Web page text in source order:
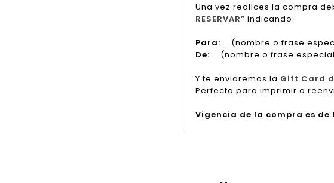
Una vez realices la compra
RESERVAR” indicando:
Para: … (nombre o frase
De: … (nombre o frase
Y te enviaremos la Gift Card
Perfecta para imprimir o
Vigencia de la compra es de